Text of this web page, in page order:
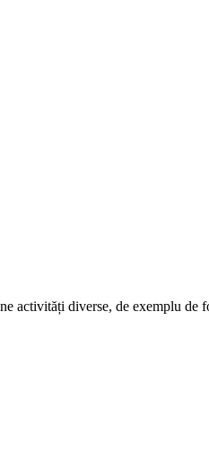
activități diverse, de exemplu de